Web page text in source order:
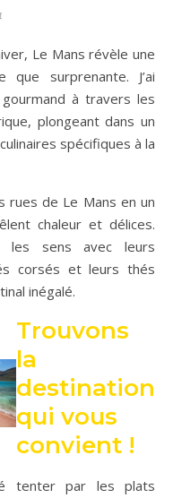
que surprenante. J’ai
à travers les
plongeant dans un
spécifiques à la
rues de Le Mans en un
chaleur et délices.
les sens avec leurs
corsés et leurs thés
inégalé.
Trouvons
la
destination
qui vous
convient !
tenter par les plats